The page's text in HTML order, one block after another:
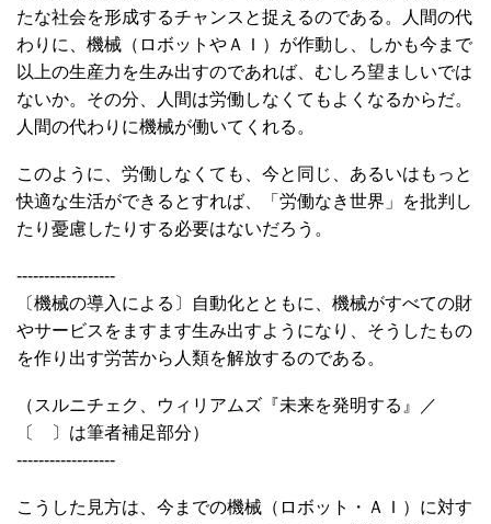
たな社会を形成するチャンスと捉えるのである。人間の代
わりに、機械（ロボットやＡＩ）が作動し、しかも今まで
以上の生産力を生み出すのであれば、むしろ望ましいでは
ないか。その分、人間は労働しなくてもよくなるからだ。
人間の代わりに機械が働いてくれる。
このように、労働しなくても、今と同じ、あるいはもっと
快適な生活ができるとすれば、「労働なき世界」を批判し
たり憂慮したりする必要はないだろう。
------------------
〔機械の導入による〕自動化とともに、機械がすべての財
やサービスをますます生み出すようになり、そうしたもの
を作り出す労苦から人類を解放するのである。
（スルニチェク、ウィリアムズ『未来を発明する』／
〔 〕は筆者補足部分）
------------------
こうした見方は、今までの機械（ロボット・ＡＩ）に対す